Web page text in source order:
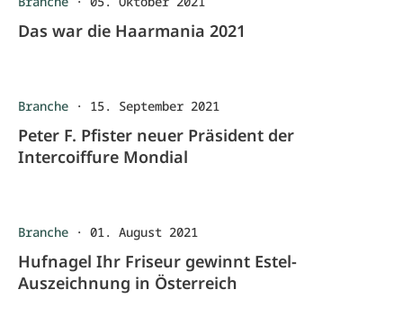
Das war die Haarmania 2021
Branche · 15. September 2021
Peter F. Pfister neuer Präsident der
Intercoiffure Mondial
Branche · 01. August 2021
Hufnagel Ihr Friseur gewinnt Estel-
Auszeichnung in Österreich